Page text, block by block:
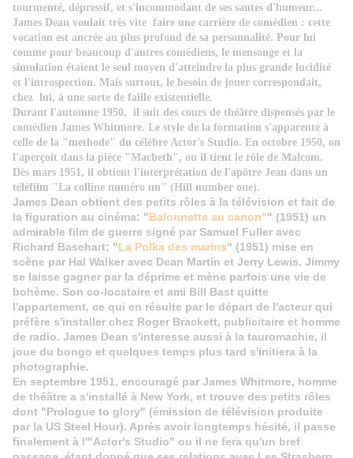
tourmenté, dépressif, et s'incommodant de ses sautes d'humeur...
James Dean voulait très vite faire une carrière de comédien : cette
vocation est ancrée au plus profond de sa personnalité. Pour lui
comme pour beaucoup d'autres comédiens, le mensonge et la
simulation étaient le seul moyen d'atteindre la plus grande lucidité
et l'introspection. Mais surtout, le besoin de jouer correspondait,
chez lui, à une sorte de faille existentielle.
Durant l'automne 1950, il suit des cours de théâtre dispensés par le
comédien James Whitmore. Le style de la formation s'apparente à
celle de la "methode" du célèbre Actor's Studio. En octobre 1950, on
l'aperçoit dans la pièce "Macbeth ", ou il tient le rôle de Malcom.
Dès mars 1951, il obtient l'interprétation de l'apôtre Jean dans un
téléfilm "La colline numéro un " (Hill number one).
James Dean obtient des petits rôles à la télévision et fait de
la figuration au cinéma: "Baïonnette au canon"" (1951) un
admirable film de guerre signé par Samuel Fuller avec
Richard Basehart; "La Polka des marins" (1951) mise en
scène par Hal Walker avec Dean Martin et Jerry Lewis. Jimmy
se laisse gagner par la déprime et mène parfois une vie de
bohème. Son co-locataire et ami Bill Bast quitte
l'appartement, ce qui en résulte par le départ de l'acteur qui
préfère s'installer chez Roger Brackett, publicitaire et homme
de radio. James Dean s'interesse aussi à la tauromachie, il
joue du bongo et quelques temps plus tard s'initiera à la
photographie.
En septembre 1951, encouragé par James Whitmore, homme
de théâtre a s'installé à New York, et trouve des petits rôles
dont "Prologue to glory" (émission de télévision produite
par la US Steel Hour). Après avoir longtemps hésité, il passe
finalement à l'"Actor's Studio" ou il ne fera qu'un bref